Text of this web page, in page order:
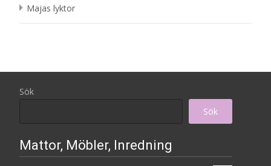
Majas lyktor
Sök
Sök
Mattor, Möbler, Inredning